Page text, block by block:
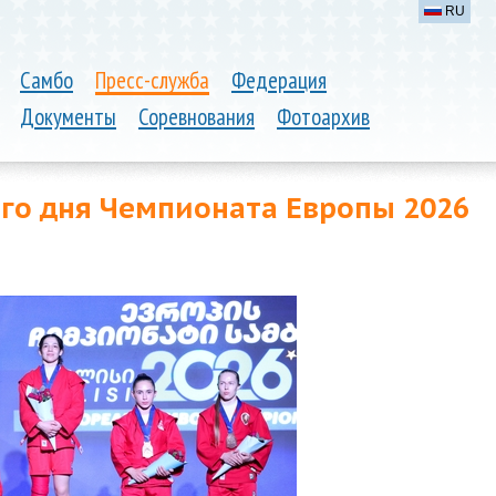
Самбо Пресс-служба
Федерация
Документы
Соревнования Фотоархив
RU
дня Чемпионата Европы 2026